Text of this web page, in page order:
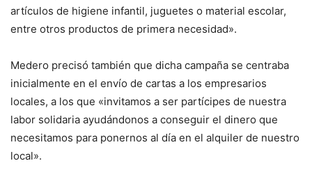
artículos de higiene infantil, juguetes o material escolar,
entre otros productos de primera necesidad».
Medero precisó también que dicha campaña se centraba
inicialmente en el envío de cartas a los empresarios
locales, a los que «invitamos a ser partícipes de nuestra
labor solidaria ayudándonos a conseguir el dinero que
necesitamos para ponernos al día en el alquiler de nuestro
local».